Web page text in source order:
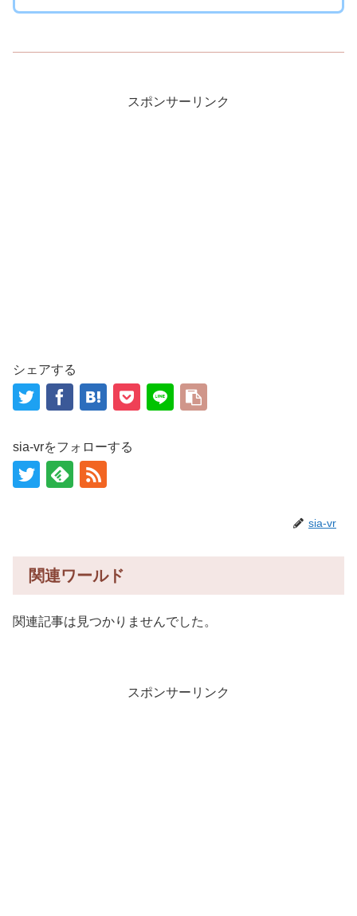
スポンサーリンク
シェアする
sia-vrをフォローする
sia-vr
関連ワールド
関連記事は見つかりませんでした。
スポンサーリンク